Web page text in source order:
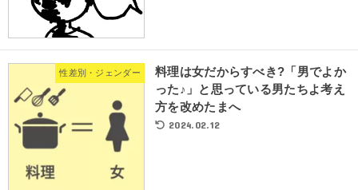
性差別・ジェンダー
料理は女だからすべき?「男でよか
った♪」と思っている男たちよ考え
方を改めたまへ
2024.02.12